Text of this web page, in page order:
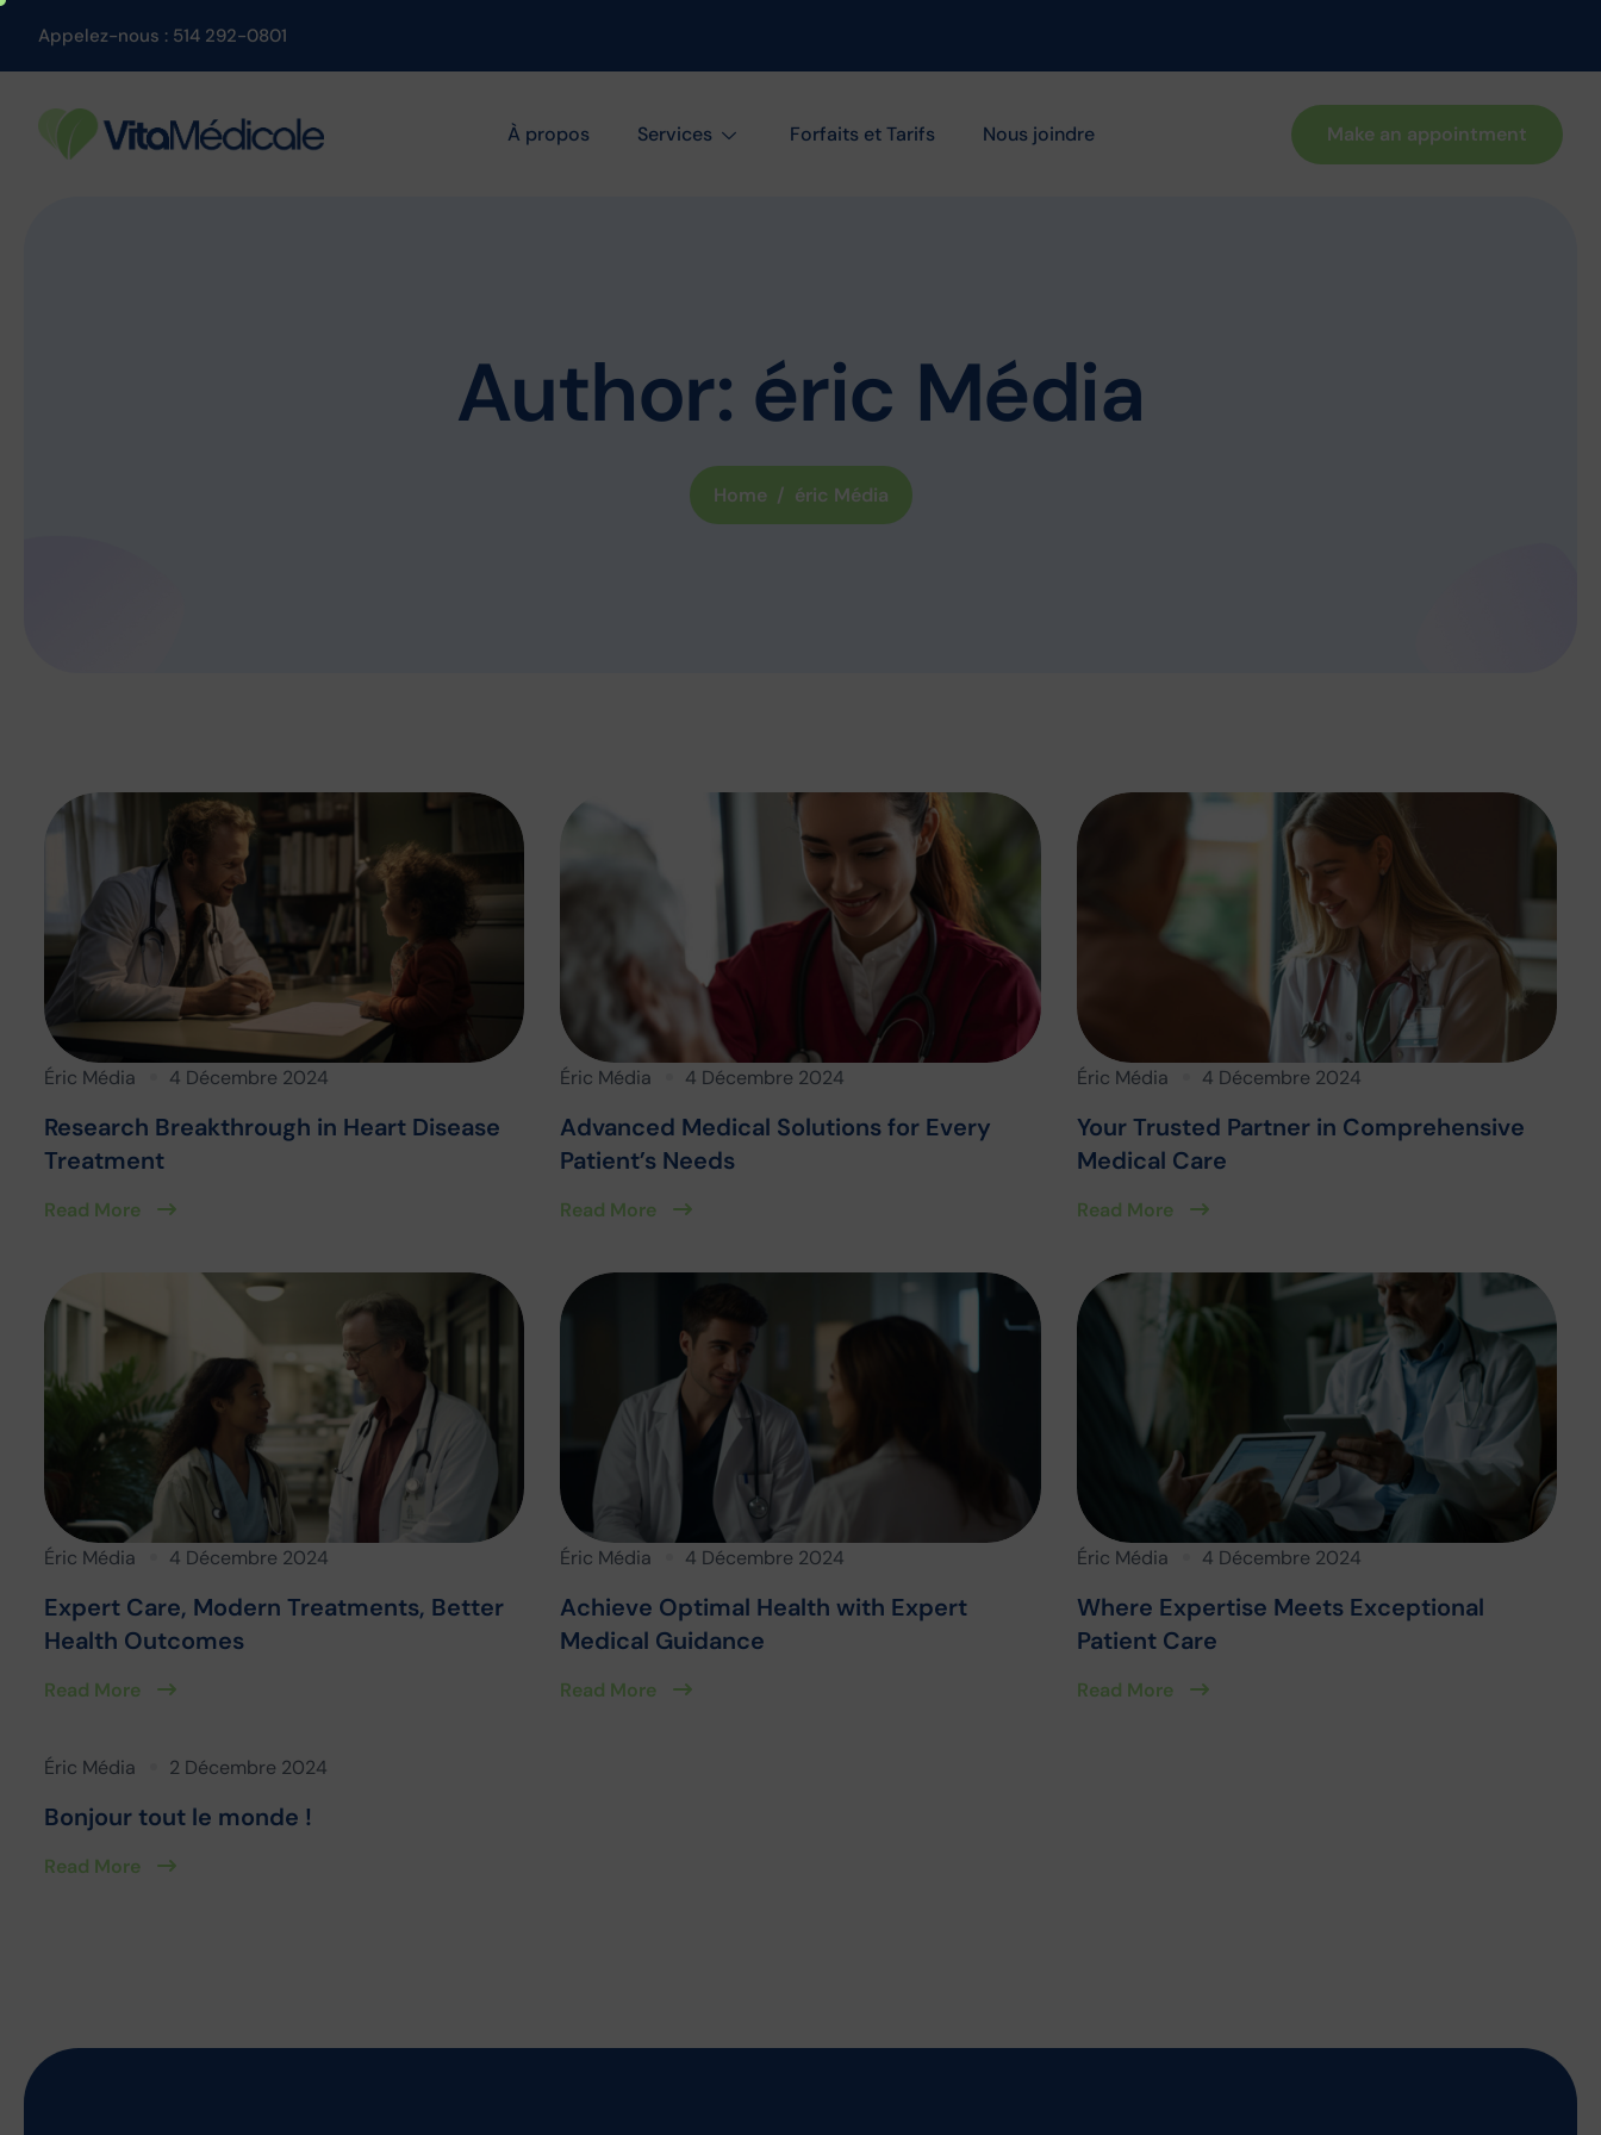
Appelez-nous : 514 292-0801
À propos Services Forfaits et Tarifs Nous joindre Make an appointment
Author: éric Média
Home éric Média
Éric Média 4 Décembre 2024
Research Breakthrough in Heart Disease
Treatment
Read More
Éric Média 4 Décembre 2024
Advanced Medical Solutions for Every
Patient’s Needs
Read More
Éric Média 4 Décembre 2024
Your Trusted Partner in Comprehensive
Medical Care
Read More
Éric Média 4 Décembre 2024
Expert Care, Modern Treatments, Better
Health Outcomes
Read More
Éric Média 4 Décembre 2024
Achieve Optimal Health with Expert
Medical Guidance
Read More
Éric Média 4 Décembre 2024
Where Expertise Meets Exceptional
Patient Care
Read More
Éric Média 2 Décembre 2024
Bonjour tout le monde !
Read More